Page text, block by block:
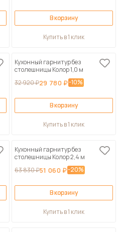
В корзину
Купить в 1 клик
Кухонный гарнитур без
столешницы Колор 1,0 м
32 920 ₽29 780 ₽-10%
В корзину
Купить в 1 клик
Кухонный гарнитур без
столешницы Колор 2,4 м
63 830 ₽51 060 ₽-20%
В корзину
Купить в 1 клик